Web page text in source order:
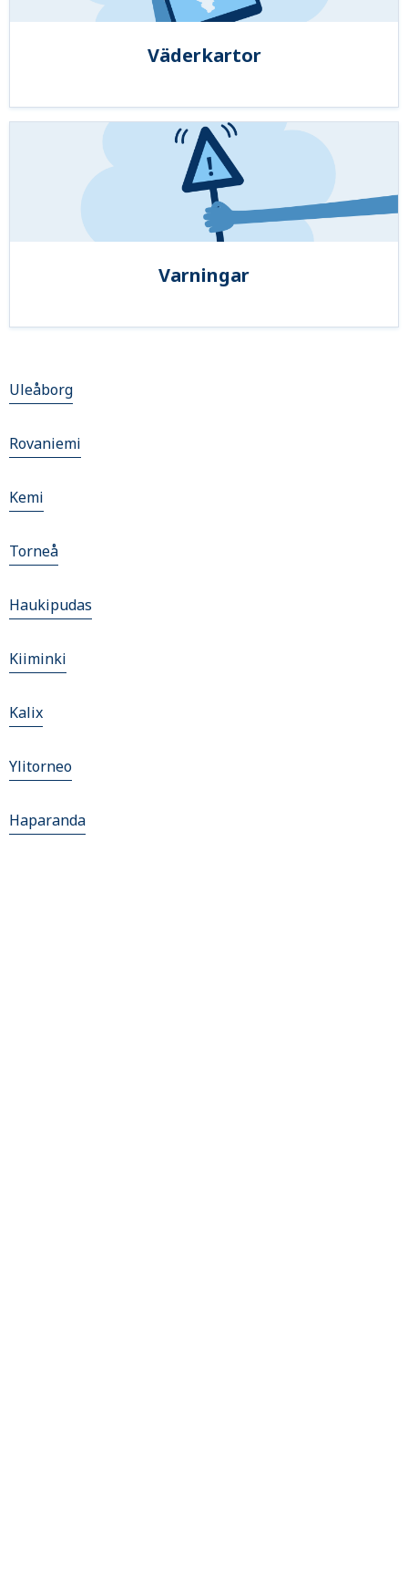
Väderkartor
Varningar
Uleåborg
Rovaniemi
Kemi
Torneå
Haukipudas
Kiiminki
Kalix
Ylitorneo
Haparanda